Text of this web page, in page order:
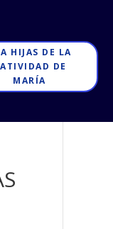
HIJAS DE LA
DE
MARÍA